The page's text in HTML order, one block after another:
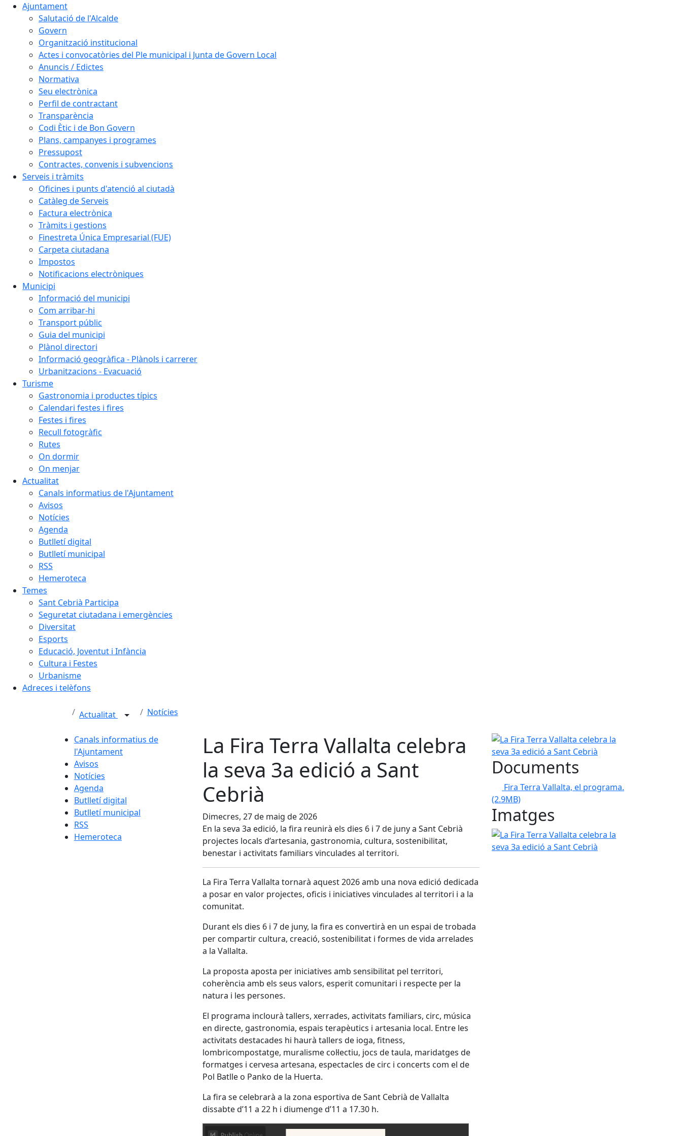
Ajuntament
Salutació de l'Alcalde
Govern
Organització institucional
Actes i convocatòries del Ple municipal i Junta de Govern Local
Anuncis / Edictes
Normativa
Seu electrònica
Perfil de contractant
Transparència
Codi Ètic i de Bon Govern
Plans, campanyes i programes
Pressupost
Contractes, convenis i subvencions
Serveis i tràmits
Oficines i punts d'atenció al ciutadà
Catàleg de Serveis
Factura electrònica
Tràmits i gestions
Finestreta Única Empresarial (FUE)
Carpeta ciutadana
Impostos
Notificacions electròniques
Municipi
Informació del municipi
Com arribar-hi
Transport públic
Guia del municipi
Plànol directori
Informació geogràfica - Plànols i carrerer
Urbanitzacions - Evacuació
Turisme
Gastronomia i productes típics
Calendari festes i fires
Festes i fires
Recull fotogràfic
Rutes
On dormir
On menjar
Actualitat
Canals informatius de l'Ajuntament
Avisos
Notícies
Agenda
Butlletí digital
Butlletí municipal
RSS
Hemeroteca
Temes
Sant Cebrià Participa
Seguretat ciutadana i emergències
Diversitat
Esports
Educació, Joventut i Infància
Cultura i Festes
Urbanisme
Adreces i telèfons
Actualitat Notícies
Canals informatius de
l'Ajuntament
Avisos
Notícies
Agenda
Butlletí digital
Butlletí municipal
RSS
Hemeroteca
La Fira Terra Vallalta celebra
la seva 3a edició a Sant
Cebrià
Dimecres, 27 de maig de 2026
En la seva 3a edició, la fira reunirà els dies 6 i 7 de juny a Sant Cebrià
projectes locals d’artesania, gastronomia, cultura, sostenibilitat,
benestar i activitats familiars vinculades al territori.
La Fira Terra Vallalta tornarà aquest 2026 amb una nova edició dedicada
a posar en valor projectes, oficis i iniciatives vinculades al territori i a la
comunitat.
Durant els dies 6 i 7 de juny, la fira es convertirà en un espai de trobada
per compartir cultura, creació, sostenibilitat i formes de vida arrelades
a la Vallalta.
La proposta aposta per iniciatives amb sensibilitat pel territori,
coherència amb els seus valors, esperit comunitari i respecte per la
natura i les persones.
El programa inclourà tallers, xerrades, activitats familiars, circ, música
en directe, gastronomia, espais terapèutics i artesania local. Entre les
activitats destacades hi haurà tallers de ioga, fitness,
lombricompostatge, muralisme col·lectiu, jocs de taula, maridatges de
formatges i cervesa artesana, espectacles de circ i concerts com el de
Pol Batlle o Panko de la Huerta.
La fira se celebrarà a la zona esportiva de Sant Cebrià de Vallalta
dissabte d’11 a 22 h i diumenge d’11 a 17.30 h.
La Fira Terra Vallalta celebra la seva 3a edició a
Documents
Fira Terra Vallalta, el programa.
(2.9MB)
Imatges
La Fira Terra Vallalta celebra la seva 3a edició a